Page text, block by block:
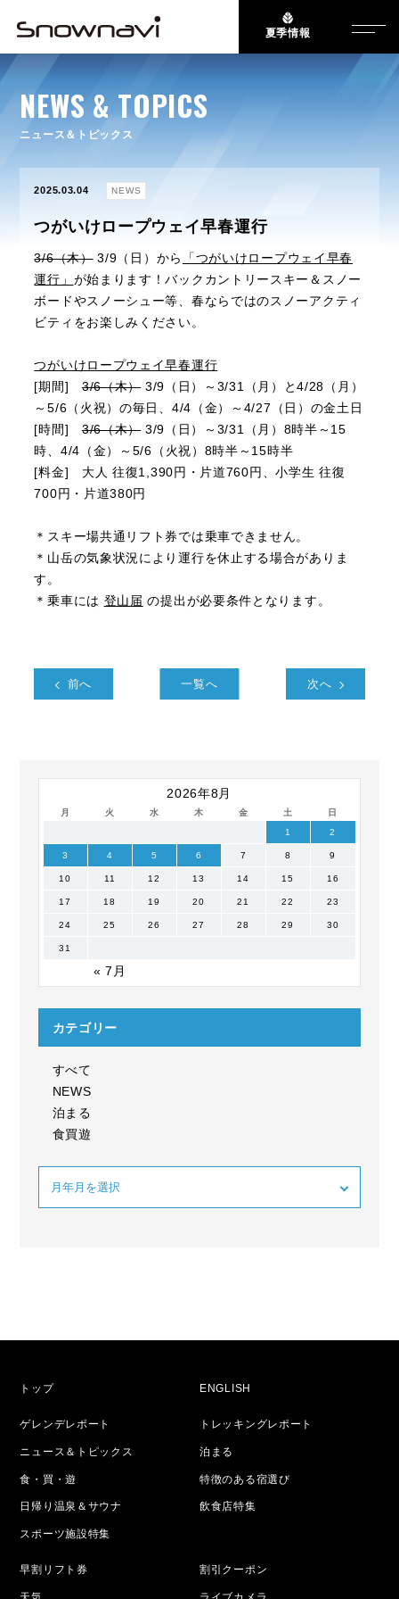
夏季情報
NEWS & TOPICS
ニュース＆トピックス
2025.03.04 NEWS
つがいけロープウェイ早春運行
3/6（木）3/9（日）から
「つがいけロープウェイ早春
運行」 が始まります！バックカントリースキー＆スノー
ボードやスノーシュー等、春ならではのスノーアクティ
ビティをお楽しみください。
つがいけロープウェイ早春運行
[期間] 3/6（木）3/9（日）～3/31（月）と4/28（月）
～5/6（火祝）の毎日、4/4（金）～4/27（日）の金土日
[時間] 3/6（木）3/9（日）～3/31（月）8時半～15
時、4/4（金）～5/6（火祝）8時半～15時半
[料金] 大人 往復1,390円・片道760円、小学生 往復
700円・片道380円
＊スキー場共通リフト券では乗車できません。
＊山岳の気象状況により運行を休止する場合がありま
す。
＊乗車には 登山届 の提出が必要条件となります。
前へ 一覧へ 次へ
2026年8月
月 火 水 木 金 土 日
« 7月
1 2
3 4 5 6 7 8 9
10 11 12 13 14 15 16
17 18 19 20 21 22 23
24 25 26 27 28 29 30
31
カテゴリー
すべて
NEWS
泊まる
食買遊
トップ ENGLISH
ゲレンデレポート トレッキングレポート
ニュース＆トピックス 泊まる
食・買・遊 特徴のある宿選び
日帰り温泉＆サウナ 飲食店特集
スポーツ施設特集
早割リフト券 割引クーポン